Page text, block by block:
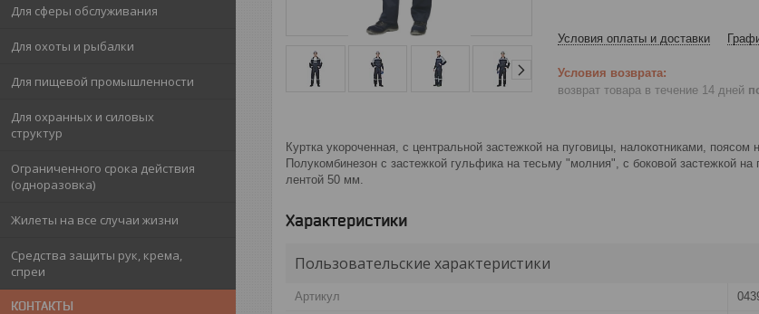
Для сферы обслуживания
Для охоты и рыбалки
Для пищевой промышленности
Для охранных и силовых
структур
Ограниченного срока действия
(одноразовка)
Жилеты на все случаи жизни
Средства защиты рук, крема,
спреи
КОНТАКТЫ
Условия оплаты и доставки
возврат товара в течение 14 дней
Куртка укороченная, с центральной застежкой на пуговицы, налокотниками,
Полукомбинезон с застежкой гульфика на тесьму "молния", с боковой застежкой
лентой 50 мм.
Характеристики
Пользовательские характеристики
Артикул